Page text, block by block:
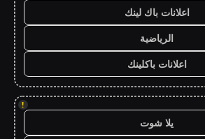
اعلانات باك لينك
الرياضية
اعلانات باكلينك
!
يلا شوت